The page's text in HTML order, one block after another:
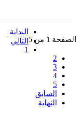
الصفحة 1 من 5
البداية
التالي
1
2
3
4
5
السابق
النهاية